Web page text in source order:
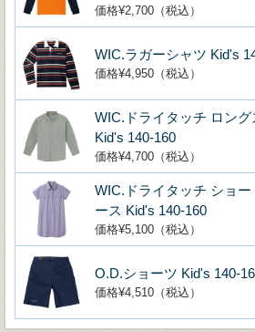
価格¥2,700（税込）
WIC.ラガーシャツ Kid's
価格¥4,950（税込）
WIC.ドライタッチ ロン
Kid's 140-160
価格¥4,700（税込）
WIC.ドライタッチ ショ
ース Kid's 140-160
価格¥5,100（税込）
O.D.ショーツ Kid's 140-
価格¥4,510（税込）